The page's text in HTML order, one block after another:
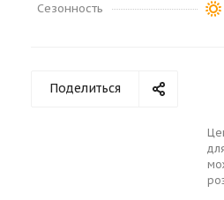
Сезонность
Поделиться